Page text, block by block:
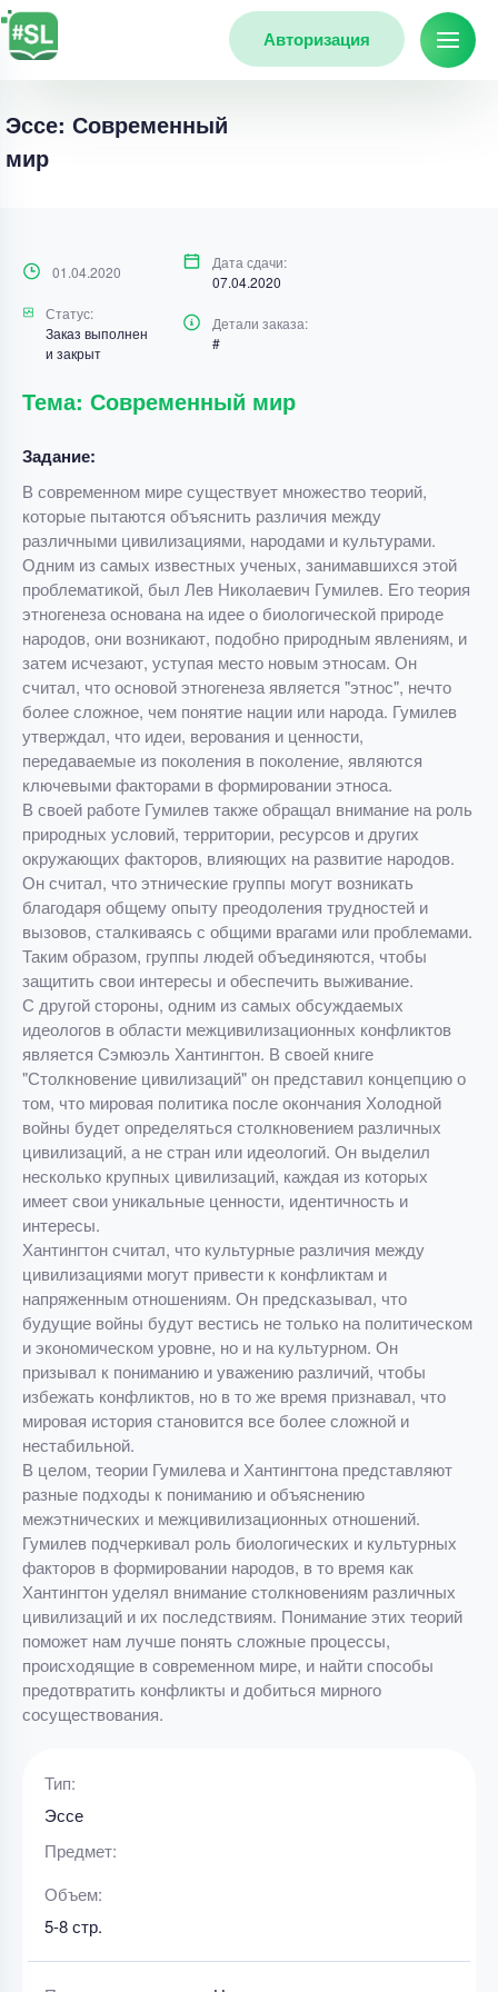
Авторизация
Эссе: Современный
мир
01.04.2020
Дата сдачи:
07.04.2020
Статус:
Заказ выполнен
и закрыт
Детали заказа:
#
Тема: Современный мир
Задание:
В современном мире существует множество теорий,
которые пытаются объяснить различия между
различными цивилизациями, народами и культурами.
Одним из самых известных ученых, занимавшихся этой
проблематикой, был Лев Николаевич Гумилев. Его теория
этногенеза основана на идее о биологической природе
народов, они возникают, подобно природным явлениям, и
затем исчезают, уступая место новым этносам. Он
считал, что основой этногенеза является "этнос", нечто
более сложное, чем понятие нации или народа. Гумилев
утверждал, что идеи, верования и ценности,
передаваемые из поколения в поколение, являются
ключевыми факторами в формировании этноса.
В своей работе Гумилев также обращал внимание на роль
природных условий, территории, ресурсов и других
окружающих факторов, влияющих на развитие народов.
Он считал, что этнические группы могут возникать
благодаря общему опыту преодоления трудностей и
вызовов, сталкиваясь с общими врагами или проблемами.
Таким образом, группы людей объединяются, чтобы
защитить свои интересы и обеспечить выживание.
С другой стороны, одним из самых обсуждаемых
идеологов в области межцивилизационных конфликтов
является Сэмюэль Хантингтон. В своей книге
"Столкновение цивилизаций" он представил концепцию о
том, что мировая политика после окончания Холодной
войны будет определяться столкновением различных
цивилизаций, а не стран или идеологий. Он выделил
несколько крупных цивилизаций, каждая из которых
имеет свои уникальные ценности, идентичность и
интересы.
Хантингтон считал, что культурные различия между
цивилизациями могут привести к конфликтам и
напряженным отношениям. Он предсказывал, что
будущие войны будут вестись не только на политическом
и экономическом уровне, но и на культурном. Он
призывал к пониманию и уважению различий, чтобы
избежать конфликтов, но в то же время признавал, что
мировая история становится все более сложной и
нестабильной.
В целом, теории Гумилева и Хантингтона представляют
разные подходы к пониманию и объяснению
межэтнических и межцивилизационных отношений.
Гумилев подчеркивал роль биологических и культурных
факторов в формировании народов, в то время как
Хантингтон уделял внимание столкновениям различных
цивилизаций и их последствиям. Понимание этих теорий
поможет нам лучше понять сложные процессы,
происходящие в современном мире, и найти способы
предотвратить конфликты и добиться мирного
сосуществования.
Тип:
Эссе
Предмет:
Объем:
5-8 стр.